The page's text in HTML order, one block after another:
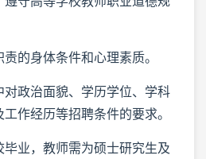
责的身体条件和心理素质。
对政治面貌、学历学位、学科
作经历等招聘条件的要求。
毕业，教师需为硕士研究生及